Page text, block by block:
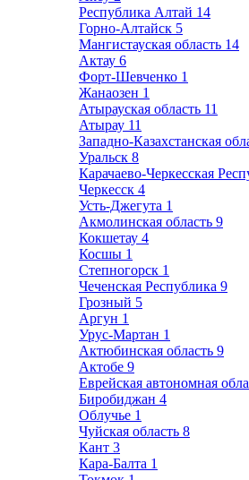
Республика Алтай 14
Горно-Алтайск 5
Мангистауская область 14
Актау 6
Форт-Шевченко 1
Жанаозен 1
Атырауская область 11
Атырау 11
Западно-Казахстанская
Уральск 8
Карачаево-Черкесская
Черкесск 4
Усть-Джегута 1
Акмолинская область 9
Кокшетау 4
Косшы 1
Степногорск 1
Чеченская Республика 9
Грозный 5
Аргун 1
Урус-Мартан 1
Актюбинская область 9
Актобе 9
Еврейская автономная
Биробиджан 4
Облучье 1
Чуйская область 8
Кант 3
Кара-Балта 1